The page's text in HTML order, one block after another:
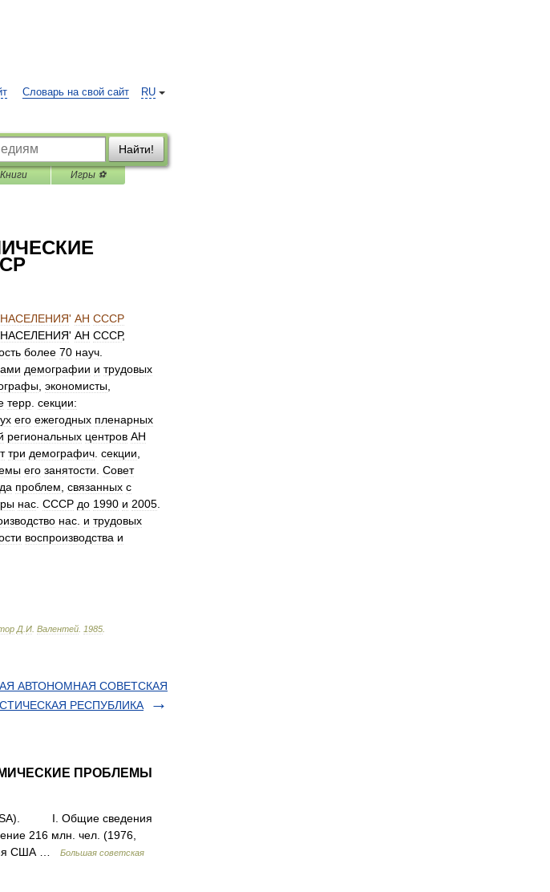
RU
Словарь на свой сайт
Найти!
Книги Игры ⚽
' АН СССР
' АН СССР,
более 70 науч
демографии и трудовых
экономисты
терр секции:
его ежегодных пленарных
региональных центров АН
три демографич секции
его занятости Совет
проблем связанных с
нас СССР до 1990 и 2005
нас и трудовых
воспроизводства и
Д И Валентей 1985
АВТОНОМНАЯ СОВЕТСКАЯ
РЕСПУБЛИКА
ПРОБЛЕМЫ
I. Общие сведения
216 млн. чел. (1976,
США …
Большая советская